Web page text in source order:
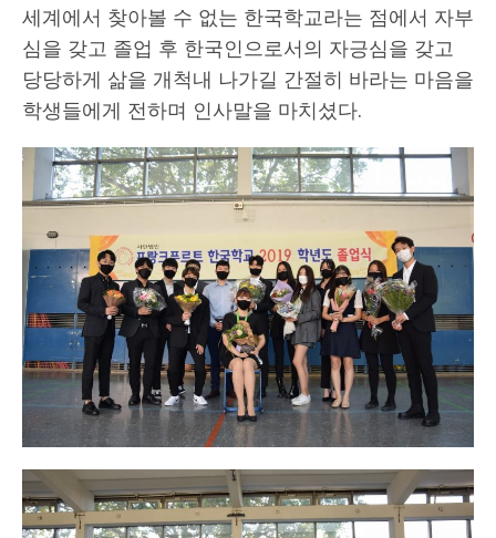
세계에서 찾아볼 수 없는 한국학교라는 점에서 자부
심을 갖고 졸업 후 한국인으로서의 자긍심을 갖고
당당하게 삶을 개척내 나가길 간절히 바라는 마음을
학생들에게 전하며 인사말을 마치셨다.